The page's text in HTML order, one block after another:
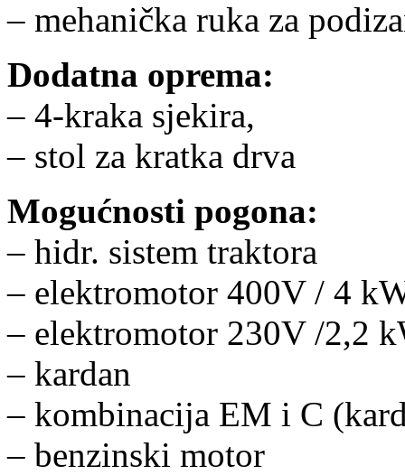
– mehanička ruka za
Dodatna oprema:
– 4-kraka sjekira,
– stol za kratka drva
Mogućnosti pogona:
– hidr. sistem traktora
– elektromotor 400V / 4
– elektromotor 230V /2,2
– kardan
– kombinacija EM i C
– benzinski motor